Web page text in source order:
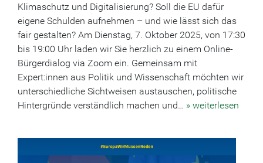
Klimaschutz und Digitalisierung? Soll die EU dafür
eigene Schulden aufnehmen – und wie lässt sich das
fair gestalten? Am Dienstag, 7. Oktober 2025, von 17:30
bis 19:00 Uhr laden wir Sie herzlich zu einem Online-
Bürgerdialog via Zoom ein. Gemeinsam mit
Expert:innen aus Politik und Wissenschaft möchten wir
unterschiedliche Sichtweisen austauschen, politische
Hintergründe verständlich machen und… » weiterlesen